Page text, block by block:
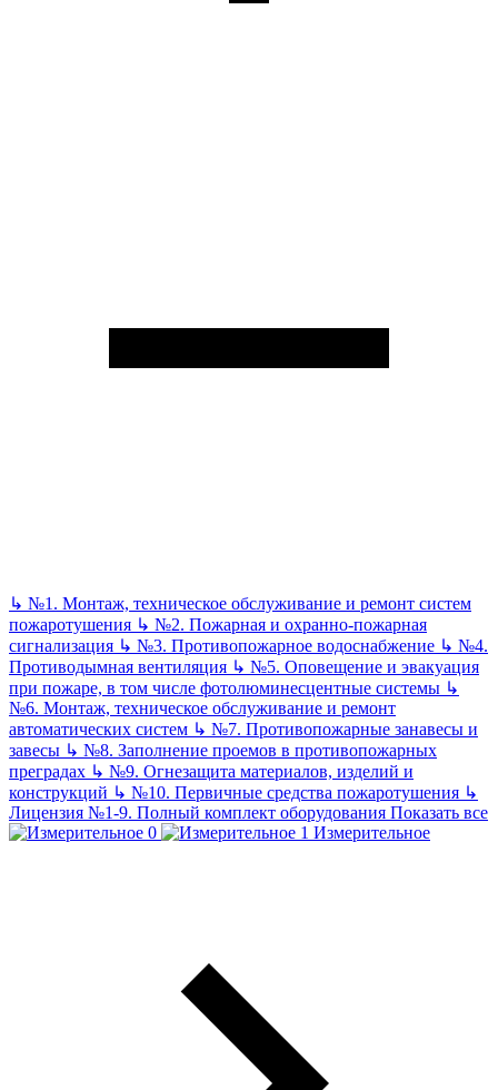
↳ №1. Монтаж, техническое обслуживание и ремонт систем
пожаротушения ↳ №2. Пожарная и охранно-пожарная
сигнализация ↳ №3. Противопожарное водоснабжение ↳ №4.
Противодымная вентиляция ↳ №5. Оповещение и эвакуация
при пожаре, в том числе фотолюминесцентные системы ↳
№6. Монтаж, техническое обслуживание и ремонт
автоматических систем ↳ №7. Противопожарные занавесы и
завесы ↳ №8. Заполнение проемов в противопожарных
преградах ↳ №9. Огнезащита материалов, изделий и
конструкций ↳ №10. Первичные средства пожаротушения ↳
Лицензия №1-9. Полный комплект оборудования Показать все
Измерительное